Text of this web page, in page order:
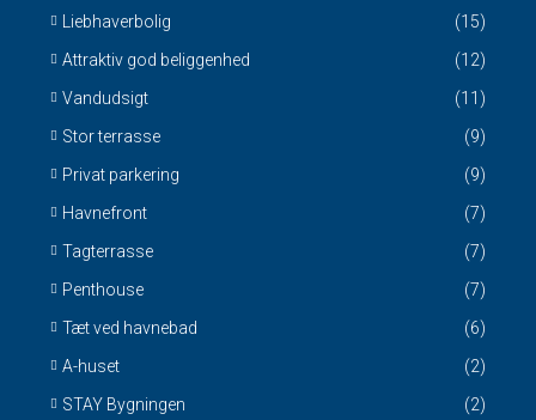
Liebhaverbolig
(15)
Attraktiv god beliggenhed
(12)
Vandudsigt
(11)
Stor terrasse
(9)
Privat parkering
(9)
Havnefront
(7)
Tagterrasse
(7)
Penthouse
(7)
Tæt ved havnebad
(6)
A-huset
(2)
STAY Bygningen
(2)